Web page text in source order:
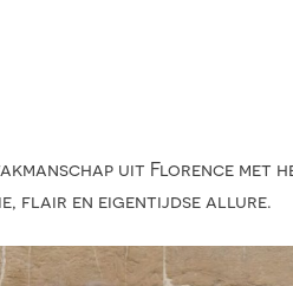
uit Florence met
flair en eigentijdse allure.